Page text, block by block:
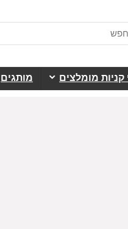
קניות מומלצים מותגים